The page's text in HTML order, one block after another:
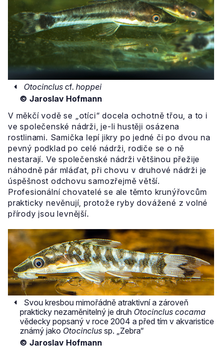
Otocinclus cf. hoppei
© Jaroslav Hofmann
V měkčí vodě se „otíci“ docela ochotně třou, a to i
ve společenské nádrži, je-li hustěji osázena
rostlinami. Samička lepí jikry po jedné či po dvou na
pevný podklad po celé nádrži, rodiče se o ně
nestarají. Ve společenské nádrži většinou přežije
náhodně pár mláďat, při chovu v druhové nádrži je
úspěšnost odchovu samozřejmě větší.
Profesionální chovatelé se ale těmto krunýřovcům
prakticky nevěnují, protože ryby dovážené z volné
přírody jsou levnější.
Svou kresbou mimořádně atraktivní a zároveň
prakticky nezaměnitelný je druh Otocinclus cocama
vědecky popsaný v roce 2004 a před tím v akvaristice
známý jako Otocinclus sp. „Zebra“
© Jaroslav Hofmann